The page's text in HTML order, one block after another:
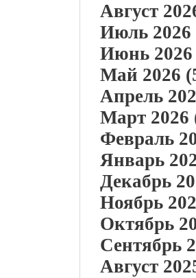
Август
Июль 2026
Июнь 2026
Май 2026
Апрель
Март 2026
Февраль
Январь
Декабрь
Ноябрь
Октябрь
Сентябрь
Август